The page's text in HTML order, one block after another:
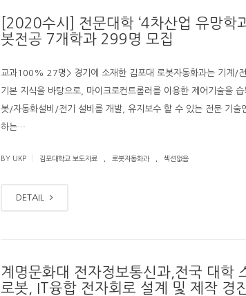
[2020수시] 전문대학 ‘4차산업 유망학
봇전공 7개학과 299명 모집
교과100% 27명> 경기에 소재한 김포대 로봇자동화과는 기계/
기본 지식을 바탕으로, 마이크로컨트롤러를 이용한 제어기술을 습
봇/자동화설비/전기 설비를 개발, 유지보수 할 수 있는 전문 기술
하는…
BY UKP 김포대학교 보도자료 로봇자동화과 섹션없음
DETAIL
계명문화대 전자정보통신과,전국 대학
로봇, IT융합 전자회로 설계 및 제작 경